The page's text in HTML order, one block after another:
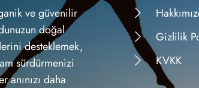
ve güvenilir
doğal
desteklemek,
sürdürmenizi
anınızı daha
Gizlilik
KVKK